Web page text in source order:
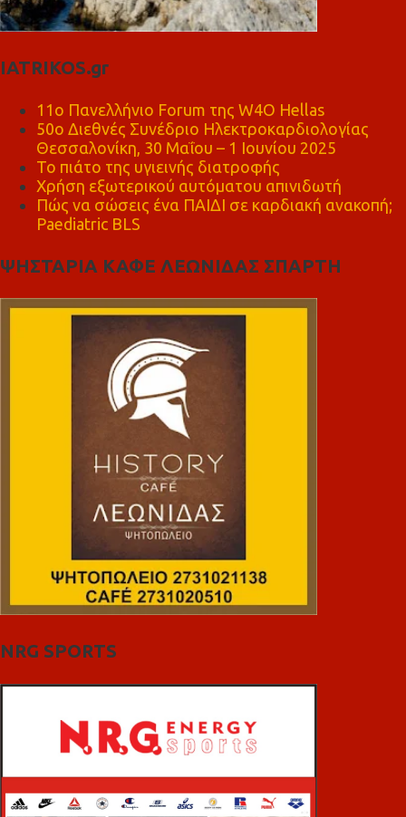
IATRIKOS.gr
11ο Πανελλήνιο Forum της W4O Hellas
50ο Διεθνές Συνέδριο Ηλεκτροκαρδιολογίας
Θεσσαλονίκη, 30 Μαΐου – 1 Ιουνίου 2025
Το πιάτο της υγιεινής διατροφής
Χρήση εξωτερικού αυτόματου απινιδωτή
Πώς να σώσεις ένα ΠΑΙΔΙ σε καρδιακή ανακοπή;
Paediatric BLS
ΨΗΣΤΑΡΙΑ ΚΑΦΕ ΛΕΩΝΙΔΑΣ ΣΠΑΡΤΗ
NRG SPORTS